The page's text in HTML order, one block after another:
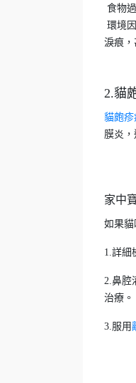
食物
環境
淚痕，
2.貓
貓皰疹
膜炎
家中
如果貓
1.詳細
2.鼻腔
治療。
3.服用